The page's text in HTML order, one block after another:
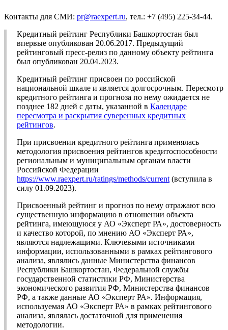
Контакты для СМИ: pr@raexpert.ru, тел.: +7 (495) 225-34-44.
Кредитный рейтинг Республики Башкортостан был
впервые опубликован 20.06.2017. Предыдущий
рейтинговый пресс-релиз по данному объекту рейтинга
был опубликован 20.04.2023.
Кредитный рейтинг присвоен по российской
национальной шкале и является долгосрочным. Пересмотр
кредитного рейтинга и прогноза по нему ожидается не
позднее 182 дней с даты, указанной в Календаре
пересмотра и раскрытия суверенных кредитных
рейтингов.
При присвоении кредитного рейтинга применялась
методология присвоения рейтингов кредитоспособности
региональным и муниципальным органам власти
Российской Федерации
https://www.raexpert.ru/ratings/methods/current (вступила в
силу 01.09.2023).
Присвоенный рейтинг и прогноз по нему отражают всю
существенную информацию в отношении объекта
рейтинга, имеющуюся у АО «Эксперт РА», достоверность
и качество которой, по мнению АО «Эксперт РА»,
являются надлежащими. Ключевыми источниками
информации, использованными в рамках рейтингового
анализа, являлись данные Министерства финансов
Республики Башкортостан, Федеральной службы
государственной статистики РФ, Министерства
экономического развития РФ, Министерства финансов
РФ, а также данные АО «Эксперт РА». Информация,
используемая АО «Эксперт РА» в рамках рейтингового
анализа, являлась достаточной для применения
методологии.